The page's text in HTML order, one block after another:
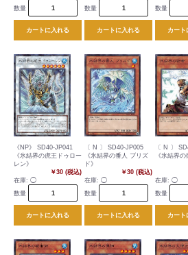
数量
カートに入れる
数量
カートに入れる
数量
カート
《NP》 SD40-JP041
《氷結界の虎王ドゥロー
レン》
￥30 (税込)
在庫: ◯
数量
カートに入れる
〔 N 〕 SD40-JP005
《氷結界の番人 ブリズ
ド》
￥30 (税込)
在庫: ◯
数量
カートに入れる
〔 N 〕
《氷結界の
在庫: ◯
数量
カート